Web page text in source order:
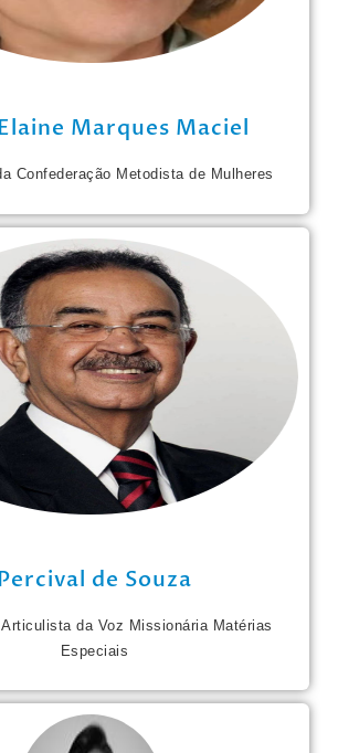
Marques Maciel
Confederação Metodista de Mulheres
de Souza
da Voz Missionária Matérias
Especiais